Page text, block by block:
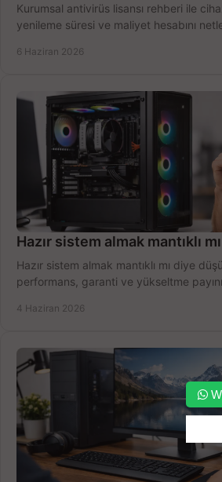
Kurumsal antivirüs lisansı rehberi ile
yenileme süresi ve maliyet hesabını
6 Haziran 2026
Hazır sistem almak mantıklı
Hazır sistem almak mantıklı mı diye
performans, garanti ve yükseltme
4 Haziran 2026